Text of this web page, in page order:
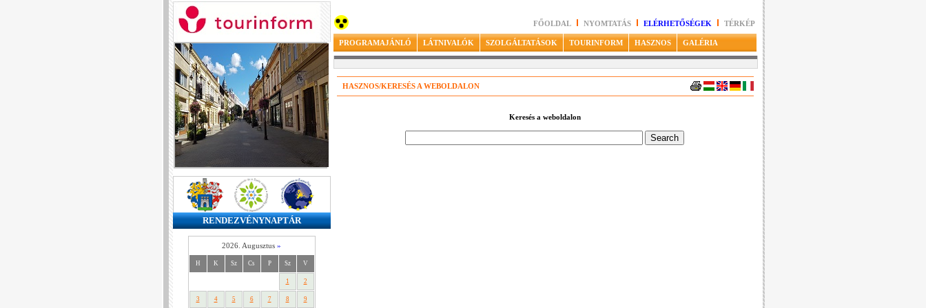
RENDEZVÉNYNAPTÁR
2026. Augusztus »
H K Sz Cs P Sz V
1 2
3 4 5 6 7 8 9
FŐOLDAL NYOMTATÁS ELÉRHETŐSÉGEK TÉRKÉP
PROGRAMAJÁNLÓ LÁTNIVALÓK SZOLGÁLTATÁSOK TOURINFORM HASZNOS GALÉRIA
HASZNOS/KERESÉS A WEBOLDALON
Keresés a weboldalon